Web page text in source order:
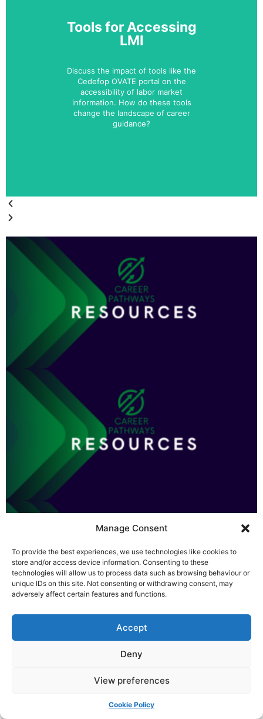
Manage Consent
To provide the best experiences, we use technologies like cookies to
store and/or access device information. Consenting to these
technologies will allow us to process data such as browsing behaviour or
unique IDs on this site. Not consenting or withdrawing consent, may
adversely affect certain features and functions.
Accept
Deny
View preferences
Cookie Policy
Tools for Accessing
LMI
Discuss the impact of tools like the
Cedefop OVATE portal on the
accessibility of labor market
information. How do these tools
change the landscape of career
guidance?